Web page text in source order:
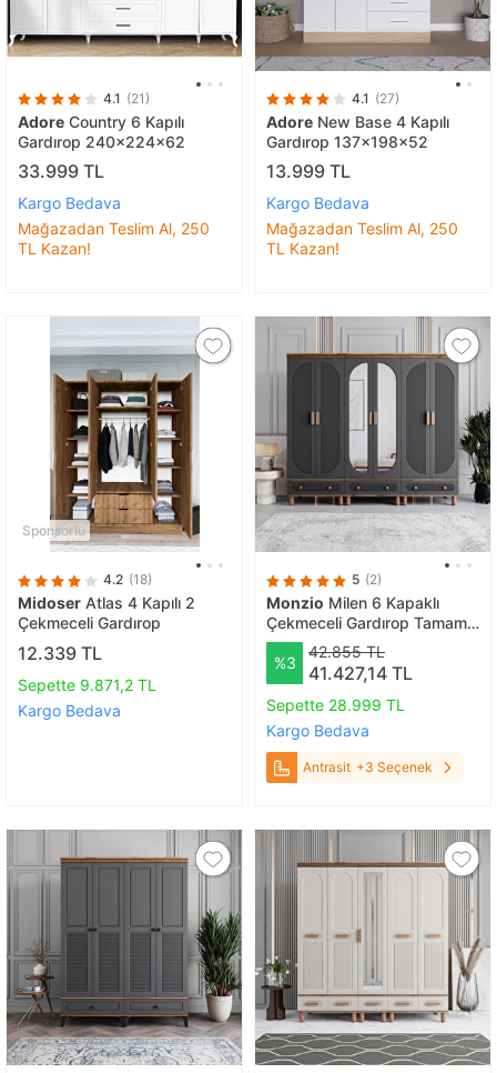
4.1 (21)
Adore Country 6 Kapılı
Gardırop 240x224x62
33.999 TL
Kargo Bedava
Mağazadan Teslim Al, 250
TL Kazan!
4.1 (27)
Adore New Base 4 Kapılı
Gardırop 137x198x52
13.999 TL
Kargo Bedava
Mağazadan Teslim Al, 250
TL Kazan!
Sponsorlu
4.2 (18)
Midoser Atlas 4 Kapılı 2
Çekmeceli Gardırop
12.339 TL
Sepette 9.871,2 TL
Kargo Bedava
5 (2)
Monzio Milen 6 Kapaklı
Çekmeceli Gardırop Tamamı
Mdf (Antrasit) Antrasit
%3
42.855 TL
41.427,14 TL
Sepette 28.999 TL
Kargo Bedava
Antrasit +3 Seçenek